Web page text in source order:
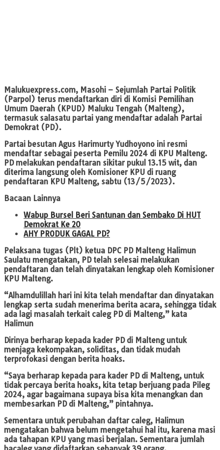
Malukuexpress.com, Masohi – Sejumlah Partai Politik
(Parpol) terus mendaftarkan diri di Komisi Pemilihan
Umum Daerah (KPUD) Maluku Tengah (Malteng),
termasuk salasatu partai yang mendaftar adalah Partai
Demokrat (PD).
Partai besutan Agus Harimurty Yudhoyono ini resmi
mendaftar sebagai peserta Pemilu 2024 di KPU Malteng.
PD melakukan pendaftaran sikitar pukul 13.15 wit, dan
diterima langsung oleh Komisioner KPU di ruang
pendaftaran KPU Malteng, sabtu (13/5/2023).
Bacaan Lainnya
Wabup Bursel Beri Santunan dan Sembako Di HUT
Demokrat Ke 20
AHY PRODUK GAGAL PD?
Pelaksana tugas (Plt) ketua DPC PD Malteng Halimun
Saulatu mengatakan, PD telah selesai melakukan
pendaftaran dan telah dinyatakan lengkap oleh Komisioner
KPU Malteng.
“Alhamdulillah hari ini kita telah mendaftar dan dinyatakan
lengkap serta sudah menerima berita acara, sehingga tidak
ada lagi masalah terkait caleg PD di Malteng,” kata
Halimun
Dirinya berharap kepada kader PD di Malteng untuk
menjaga kekompakan, soliditas, dan tidak mudah
terprofokasi dengan berita hoaks.
“Saya berharap kepada para kader PD di Malteng, untuk
tidak percaya berita hoaks, kita tetap berjuang pada Pileg
2024, agar bagaimana supaya bisa kita menangkan dan
membesarkan PD di Malteng,” pintahnya.
Sementara untuk perubahan daftar caleg, Halimun
mengatakan bahwa belum mengetahui hal itu, karena masi
ada tahapan KPU yang masi berjalan. Sementara jumlah